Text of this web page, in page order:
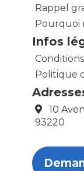
Rappel
Pourquoi
Infos
Politique
10
93220